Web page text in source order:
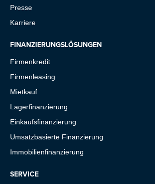
Presse
Karriere
FINANZIERUNGSLÖSUNGEN
Firmenkredit
Firmenleasing
Mietkauf
Lagerfinanzierung
Einkaufsfinanzierung
Umsatzbasierte Finanzierung
Immobilienfinanzierung
SERVICE